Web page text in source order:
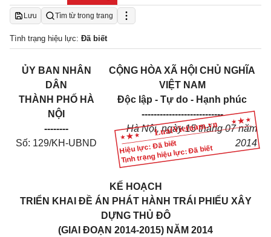
Lưu Tìm từ trong trang
Tình trạng hiệu lực: Đã biết
Hiệu lực: Đã biết
Tình trạng hiệu lực: Đã biết
ỦY BAN NHÂN
DÂN
THÀNH PHỐ HÀ
NỘI
--------
Số: 129/KH-UBND
CỘNG HÒA XÃ HỘI CHỦ NGHĨA
VIỆT NAM
Độc lập - Tự do - Hạnh phúc
---------------------------
Hà Nội, ngày 15 tháng 07 năm
2014
KẾ HOẠCH
TRIỂN KHAI ĐỀ ÁN PHÁT HÀNH TRÁI PHIẾU XÂY
DỰNG THỦ ĐÔ
(GIAI ĐOẠN 2014-2015) NĂM 2014